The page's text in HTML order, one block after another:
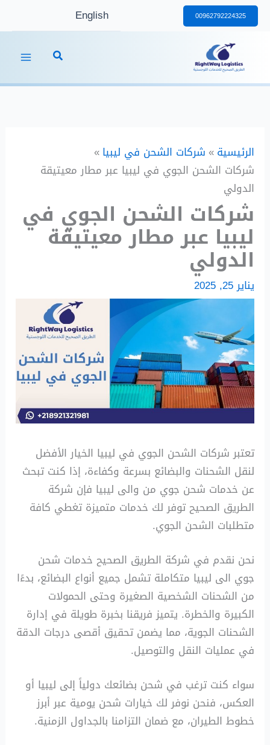
تخطي
إلى
المحتوى
00962792224325
English
الرئيسية
شركات الشحن في ليبيا
شركات الشحن الجوي في ليبيا عبر مطار معيتيقة
الدولي
شركات الشحن الجوي في
ليبيا عبر مطار معيتيقة
الدولي
يناير 25, 2025
تعتبر شركات الشحن الجوي في ليبيا الخيار الأفضل
لنقل الشحنات والبضائع بسرعة وكفاءة، إذا كنت تبحث
عن خدمات شحن جوي من والى ليبيا فإن شركة
الطريق الصحيح توفر لك خدمات متميزة تغطي كافة
متطلبات الشحن الجوي.
نحن نقدم في شركة الطريق الصحيح خدمات شحن
جوي الى ليبيا متكاملة تشمل جميع أنواع البضائع، بدءًا
من الشحنات الشخصية الصغيرة وحتى الحمولات
الكبيرة والخطرة. يتميز فريقنا بخبرة طويلة في إدارة
الشحنات الجوية، مما يضمن تحقيق أقصى درجات الدقة
في عمليات النقل والتوصيل.
سواء كنت ترغب في شحن بضائعك دولياً إلى ليبيا أو
العكس، فنحن نوفر لك خيارات شحن يومية عبر أبرز
خطوط الطيران، مع ضمان التزامنا بالجداول الزمنية.